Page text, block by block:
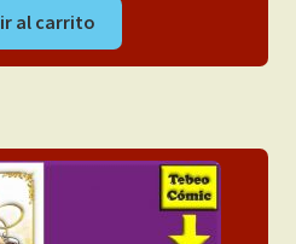
al carrito